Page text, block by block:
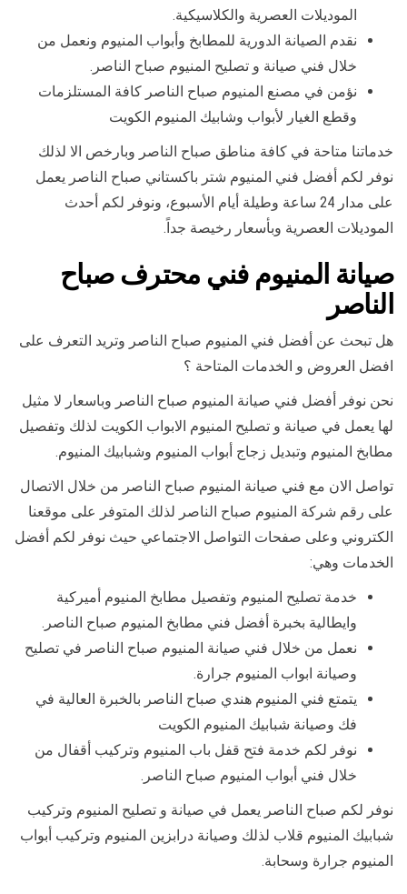
الموديلات العصرية والكلاسيكية.
نقدم الصيانة الدورية للمطابخ وأبواب المنيوم ونعمل من
خلال فني صيانة و تصليح المنيوم صباح الناصر.
نؤمن في مصنع المنيوم صباح الناصر كافة المستلزمات
وقطع الغيار لأبواب وشابيك المنيوم الكويت
خدماتنا متاحة في كافة مناطق صباح الناصر وبارخص الا لذلك
نوفر لكم أفضل فني المنيوم شتر باكستاني صباح الناصر يعمل
على مدار 24 ساعة وطيلة أيام الأسبوع، ونوفر لكم أحدث
الموديلات العصرية وبأسعار رخيصة جداً.
صيانة المنيوم فني محترف صباح
الناصر
هل تبحث عن أفضل فني المنيوم صباح الناصر وتريد التعرف على
افضل العروض و الخدمات المتاحة ؟
نحن نوفر أفضل فني صيانة المنيوم صباح الناصر وباسعار لا مثيل
لها يعمل في صيانة و تصليح المنيوم الابواب الكويت لذلك وتفصيل
مطابخ المنيوم وتبديل زجاج أبواب المنيوم وشبابيك المنيوم.
تواصل الان مع فني صيانة المنيوم صباح الناصر من خلال الاتصال
على رقم شركة المنيوم صباح الناصر لذلك المتوفر على موقعنا
الكتروني وعلى صفحات التواصل الاجتماعي حيث نوفر لكم أفضل
الخدمات وهي:
خدمة تصليح المنيوم وتفصيل مطابخ المنيوم أميركية
وايطالية بخبرة أفضل فني مطابخ المنيوم صباح الناصر.
نعمل من خلال فني صيانة المنيوم صباح الناصر في تصليح
وصيانة ابواب المنيوم جرارة.
يتمتع فني المنيوم هندي صباح الناصر بالخبرة العالية في
فك وصيانة شبابيك المنيوم الكويت
نوفر لكم خدمة فتح قفل باب المنيوم وتركيب أقفال من
خلال فني أبواب المنيوم صباح الناصر.
نوفر لكم صباح الناصر يعمل في صيانة و تصليح المنيوم وتركيب
شبابيك المنيوم قلاب لذلك وصيانة درابزين المنيوم وتركيب أبواب
المنيوم جرارة وسحابة.